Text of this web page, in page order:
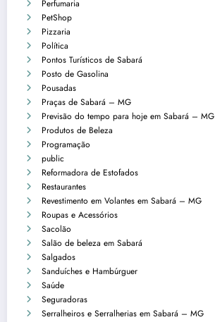
Perfumaria
PetShop
Pizzaria
Política
Pontos Turísticos de Sabará
Posto de Gasolina
Pousadas
Praças de Sabará – MG
Previsão do tempo para hoje em Sabará – MG
Produtos de Beleza
Programação
public
Reformadora de Estofados
Restaurantes
Revestimento em Volantes em Sabará – MG
Roupas e Acessórios
Sacolão
Salão de beleza em Sabará
Salgados
Sanduíches e Hambúrguer
Saúde
Seguradoras
Serralheiros e Serralherias em Sabará – MG